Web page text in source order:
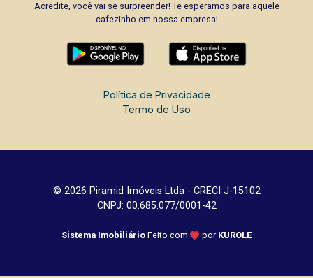
Acredite, você vai se surpreender! Te esperamos para aquele
cafezinho em nossa empresa!
Política de Privacidade
Termo de Uso
© 2026 Piramid Imóveis Ltda - CRECI J-15102
CNPJ: 00.685.077/0001-42
Sistema Imobiliário Feito com por KUROLE